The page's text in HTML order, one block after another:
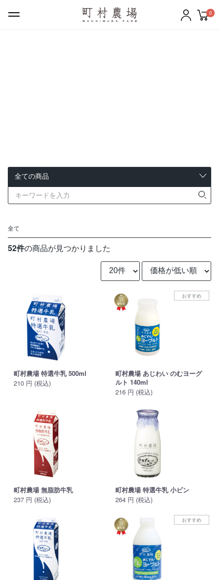
0
アイスクリーム その他の商品
町村農場について
特集
全て
52件の商品が見つかりました
町村農場 特選牛乳 500ml
210 円 (税込)
おすすめ
町村農場 あじわい のむヨーグ
ルト 140ml
216 円 (税込)
町村農場 無脂肪牛乳
237 円 (税込)
町村農場 特選牛乳 小ビン
264 円 (税込)
おすすめ